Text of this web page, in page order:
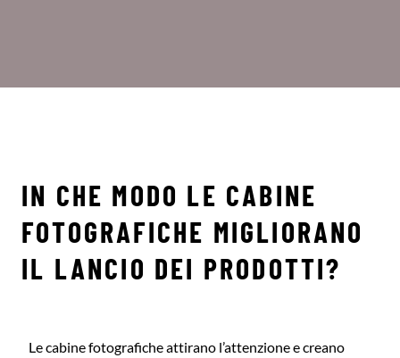
IN CHE MODO LE CABINE
FOTOGRAFICHE MIGLIORANO
IL LANCIO DEI PRODOTTI?
Le cabine fotografiche attirano l’attenzione e creano